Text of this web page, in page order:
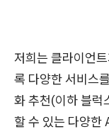
저희는 클라이언
록 다양한 서비스
화 추천(이하 블럭
할 수 있는 다양한